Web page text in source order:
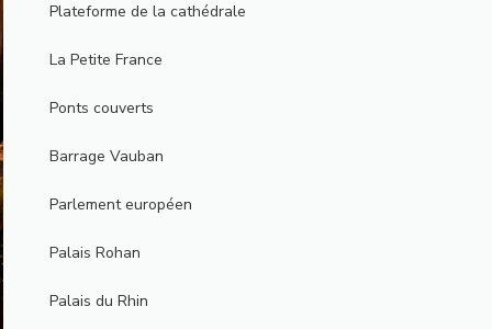
Plateforme de la cathédrale
La Petite France
Ponts couverts
Barrage Vauban
Parlement européen
Palais Rohan
Palais du Rhin